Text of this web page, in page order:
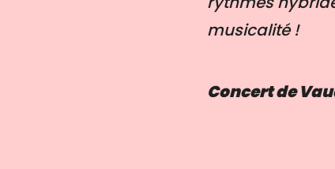
musicalité !
Concert de